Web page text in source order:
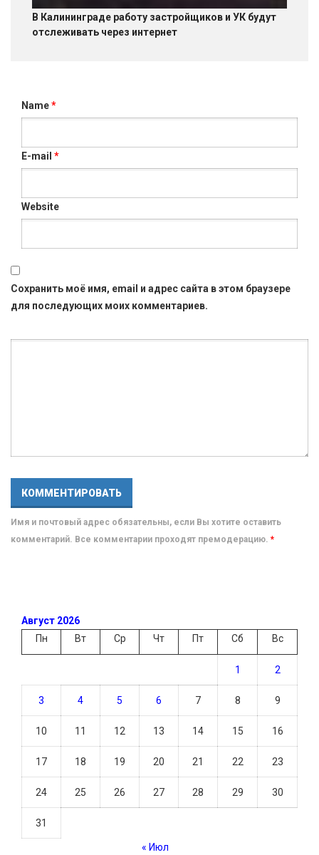
В Калининграде работу застройщиков и УК будут
отслеживать через интернет
Name*
E-mail *
Website
Сохранить моё имя, email и адрес сайта в этом браузере
для последующих моих комментариев.
Имя и почтовый адрес обязательны, если Вы хотите оставить
комментарий. Все комментарии проходят премодерацию. *
Август 2026
Пн
Вт Ср Чт Пт Сб Вс
1 2
3 4 5 6 7 8 9
10 11 12 13 14 15 16
17 18 19 20 21 22 23
24 25 26 27 28 29 30
31
« Июл